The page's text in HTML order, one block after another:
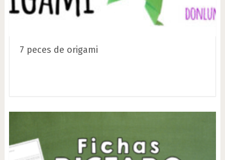
7 peces de origami